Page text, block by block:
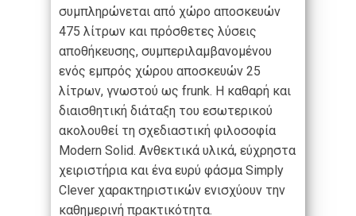
συμπληρώνεται από χώρο αποσκευών
475 λίτρων και πρόσθετες λύσεις
αποθήκευσης, συμπεριλαμβανομένου
ενός εμπρός χώρου αποσκευών 25
λίτρων, γνωστού ως frunk. Η καθαρή και
διαισθητική διάταξη του εσωτερικού
ακολουθεί τη σχεδιαστική φιλοσοφία
Modern Solid. Ανθεκτικά υλικά, εύχρηστα
χειριστήρια και ένα ευρύ φάσμα Simply
Clever χαρακτηριστικών ενισχύουν την
καθημερινή πρακτικότητα.